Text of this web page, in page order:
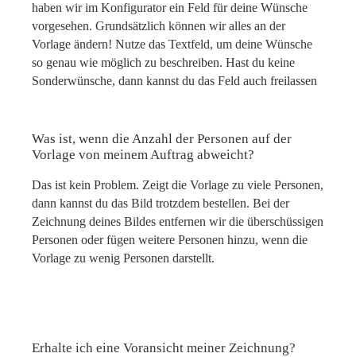
haben wir im Konfigurator ein Feld für deine Wünsche
vorgesehen. Grundsätzlich können wir alles an der
Vorlage ändern! Nutze das Textfeld, um deine Wünsche
so genau wie möglich zu beschreiben. Hast du keine
Sonderwünsche, dann kannst du das Feld auch freilassen
Was ist, wenn die Anzahl der Personen auf der
Vorlage von meinem Auftrag abweicht?
Das ist kein Problem. Zeigt die Vorlage zu viele Personen,
dann kannst du das Bild trotzdem bestellen. Bei der
Zeichnung deines Bildes entfernen wir die überschüssigen
Personen oder fügen weitere Personen hinzu, wenn die
Vorlage zu wenig Personen darstellt.
Erhalte ich eine Voransicht meiner Zeichnung?